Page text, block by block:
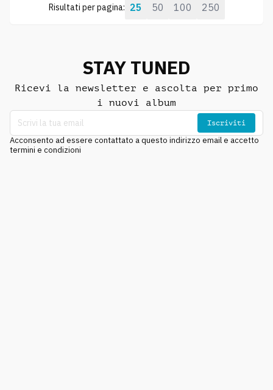
Risultati per pagina: 25 50 100 250
STAY TUNED
Ricevi la newsletter e ascolta per primo
i nuovi album
Iscriviti
Acconsento ad essere contattato a questo indirizzo email e accetto
termini e condizioni